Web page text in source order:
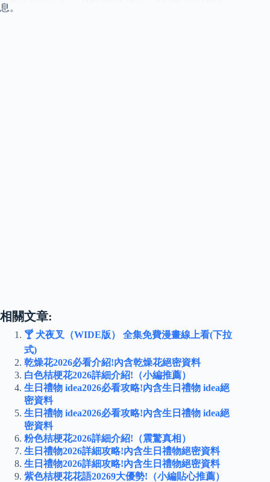
息。
相關文章:
🍸 犬夜叉（WIDE版） 全集免費漫畫線上看(下拉
式)
乾燥花2026必看介紹!內含乾燥花絕密資料
白色桔梗花2026詳細介紹!（小編推薦）
生日禮物 idea2026必看攻略!內含生日禮物 idea絕
密資料
生日禮物 idea2026必看攻略!內含生日禮物 idea絕
密資料
粉色桔梗花2026詳細介紹!（震驚真相）
生日禮物2026詳細攻略!內含生日禮物絕密資料
生日禮物2026詳細攻略!內含生日禮物絕密資料
紫色桔梗花花語20269大優勢!（小編貼心推薦）